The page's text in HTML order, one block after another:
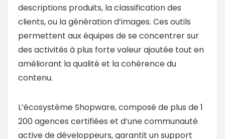
descriptions produits, la classification des
clients, ou la génération d’images. Ces outils
permettent aux équipes de se concentrer sur
des activités à plus forte valeur ajoutée tout en
améliorant la qualité et la cohérence du
contenu.
L’écosystème Shopware, composé de plus de 1
200 agences certifiées et d’une communauté
active de développeurs, garantit un support